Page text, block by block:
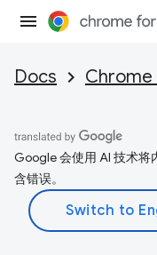
Docs Chrome
Google 会使用 AI 技术将
含错误。